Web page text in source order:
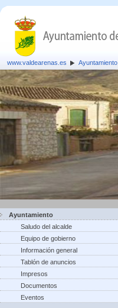
www.valdearenas.es Ayuntamiento
Ayuntamiento
Saludo del alcalde
Equipo de gobierno
Información general
Tablón de anuncios
Impresos
Documentos
Eventos